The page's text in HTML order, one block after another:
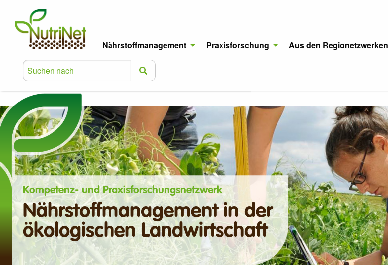
Nährstoffmanagement Praxisforschung Aus den Regionetzwerken
Kompetenz- und Praxisforschungsnetzwerk
Nährstoffmanagement in der
ökologischen Landwirtschaft